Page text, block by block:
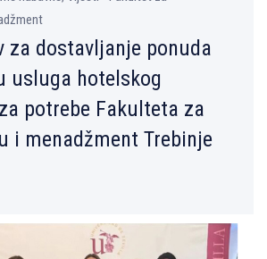
za dostavljanje ponuda
usluga hotelskog
potrebe Fakulteta za
i menadžment Trebinje